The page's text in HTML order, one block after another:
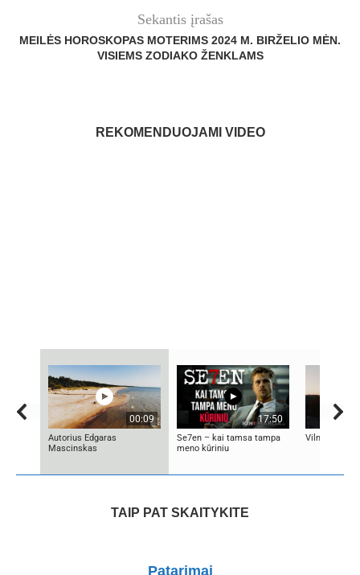
Sekantis įrašas
MEILĖS HOROSKOPAS MOTERIMS 2024 M. BIRŽELIO MĖN.
VISIEMS ZODIAKO ŽENKLAMS
REKOMENDUOJAMI VIDEO
00:09
Autorius Edgaras
Mascinskas
17:50
Se7en – kai tamsa tampa
meno kūriniu
Vilniaus
TAIP PAT SKAITYKITE
Patarimai